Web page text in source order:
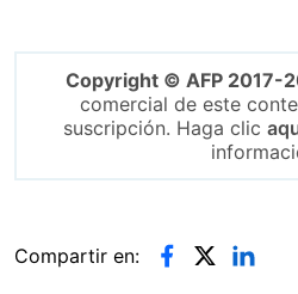
Copyright © AFP 2017-
comercial de este
suscripción. Haga clic
Compartir en: